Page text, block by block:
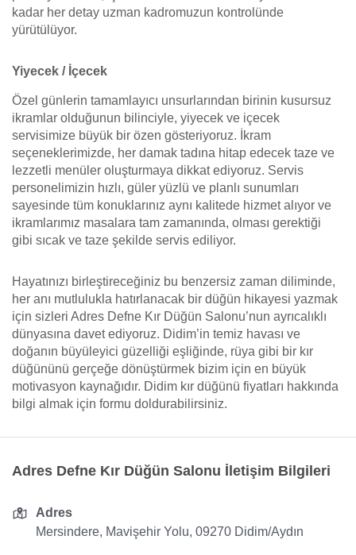
kadar her detay uzman kadromuzun kontrolünde
yürütülüyor.
Yiyecek / İçecek
Özel günlerin tamamlayıcı unsurlarından birinin kusursuz
ikramlar olduğunun bilinciyle, yiyecek ve içecek
servisimize büyük bir özen gösteriyoruz. İkram
seçeneklerimizde, her damak tadına hitap edecek taze ve
lezzetli menüler oluşturmaya dikkat ediyoruz. Servis
personelimizin hızlı, güler yüzlü ve planlı sunumları
sayesinde tüm konuklarınız aynı kalitede hizmet alıyor ve
ikramlarımız masalara tam zamanında, olması gerektiği
gibi sıcak ve taze şekilde servis ediliyor.
Hayatınızı birleştireceğiniz bu benzersiz zaman diliminde,
her anı mutlulukla hatırlanacak bir düğün hikayesi yazmak
için sizleri Adres Defne Kır Düğün Salonu’nun ayrıcalıklı
dünyasına davet ediyoruz. Didim’in temiz havası ve
doğanın büyüleyici güzelliği eşliğinde, rüya gibi bir kır
düğününü gerçeğe dönüştürmek bizim için en büyük
motivasyon kaynağıdır. Didim kır düğünü fiyatları hakkında
bilgi almak için formu doldurabilirsiniz.
Adres Defne Kır Düğün Salonu İletişim Bilgileri
Adres
Mersindere, Mavişehir Yolu, 09270 Didim/Aydın